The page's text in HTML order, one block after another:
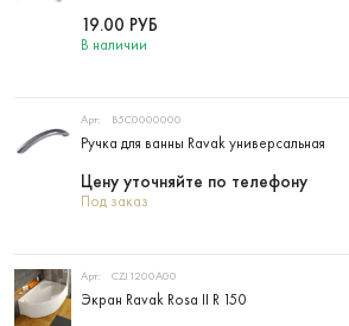
В наличии
19.00 РУБ
Ручка для ванны Ravak универсальная
Арт: B5C0000000
Под заказ
Цену уточняйте по телефону
Экран Ravak Rosa II R 150
Арт: CZJ1200A00